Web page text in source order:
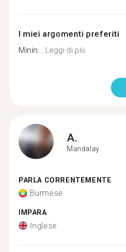
I miei argomenti preferiti
Minin... Leggi di più
A.
Mandalay
PARLA CORRENTEMENTE
Burmese
IMPARA
Inglese